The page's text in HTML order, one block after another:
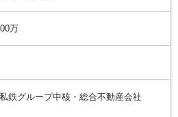
万
鉄グループ中核・総合不動産会社